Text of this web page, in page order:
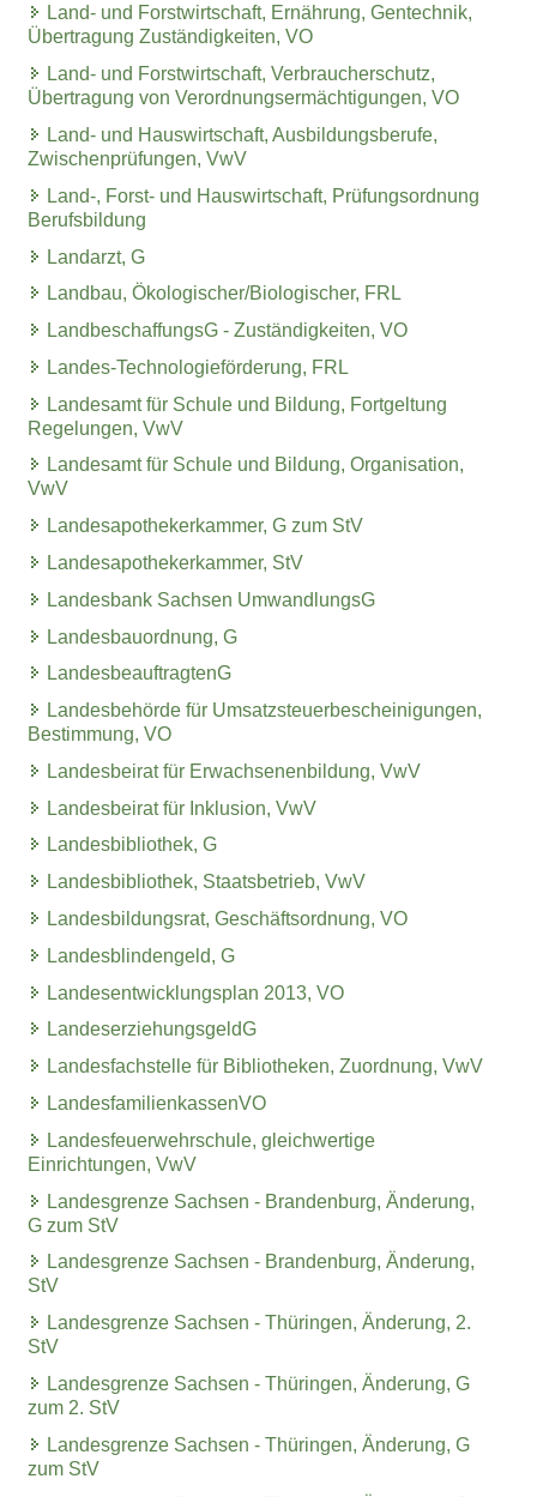
Land- und Forstwirtschaft, Ernährung, Gentechnik,
Übertragung Zuständigkeiten, VO
Land- und Forstwirtschaft, Verbraucherschutz,
Übertragung von Verordnungsermächtigungen, VO
Land- und Hauswirtschaft, Ausbildungsberufe,
Zwischenprüfungen, VwV
Land-, Forst- und Hauswirtschaft, Prüfungsordnung
Berufsbildung
Landarzt, G
Landbau, Ökologischer/Biologischer, FRL
LandbeschaffungsG - Zuständigkeiten, VO
Landes-Technologieförderung, FRL
Landesamt für Schule und Bildung, Fortgeltung
Regelungen, VwV
Landesamt für Schule und Bildung, Organisation,
VwV
Landesapothekerkammer, G zum StV
Landesapothekerkammer, StV
Landesbank Sachsen UmwandlungsG
Landesbauordnung, G
LandesbeauftragtenG
Landesbehörde für Umsatzsteuerbescheinigungen,
Bestimmung, VO
Landesbeirat für Erwachsenenbildung, VwV
Landesbeirat für Inklusion, VwV
Landesbibliothek, G
Landesbibliothek, Staatsbetrieb, VwV
Landesbildungsrat, Geschäftsordnung, VO
Landesblindengeld, G
Landesentwicklungsplan 2013, VO
LandeserziehungsgeldG
Landesfachstelle für Bibliotheken, Zuordnung, VwV
LandesfamilienkassenVO
Landesfeuerwehrschule, gleichwertige
Einrichtungen, VwV
Landesgrenze Sachsen - Brandenburg, Änderung,
G zum StV
Landesgrenze Sachsen - Brandenburg, Änderung,
StV
Landesgrenze Sachsen - Thüringen, Änderung, 2.
StV
Landesgrenze Sachsen - Thüringen, Änderung, G
zum 2. StV
Landesgrenze Sachsen - Thüringen, Änderung, G
zum StV